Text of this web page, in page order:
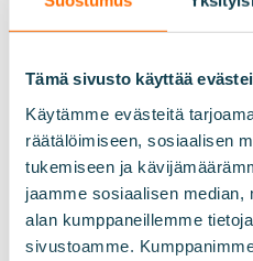
Tämä sivusto käyttää
Käytämme evästeitä
räätälöimiseen, sosiaalisen
tukemiseen ja
jaamme sosiaalisen median,
alan kumppaneillemme
sivustoamme.